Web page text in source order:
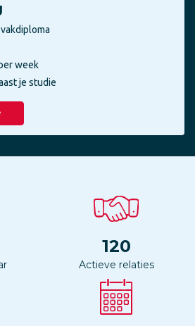
week
je studie
120
Actieve relaties